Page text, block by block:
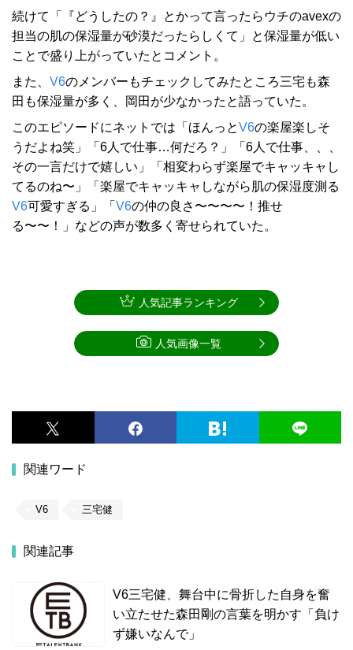
続けて「『どうしたの？』とかって言ったらウチのavexの
担当の肌の保湿量が砂漠だったらしくて」と保湿量が低い
ことで盛り上がっていたとコメント。
また、 V6のメンバーもチェックしてみたところ三宅も森
田も保湿量が多く、岡田が少なかったと語っていた。
このエピソードにネットでは「ほんっとV6の楽屋楽しそ
うだよね笑」「6人で仕事…何だろ？」「6人で仕事、、、
その一言だけで嬉しい」「相変わらず楽屋でキャッキャし
てるのね〜」「楽屋でキャッキャしながら肌の保湿度測る
V6可愛すぎる」「 V6の仲の良さ〜〜〜〜！推せ
る〜〜！」などの声が数多く寄せられていた。
関連ワード
V6 三宅健
関連記事
V6三宅健、舞台中に骨折した自身を奮
い立たせた森田剛の言葉を明かす「負け
ず嫌いなんで」
人気記事ランキング
人気画像一覧